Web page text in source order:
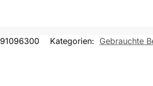
91096300 Kategorien: Gebrauchte